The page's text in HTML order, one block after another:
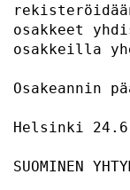
osakkeet
osakkeilla